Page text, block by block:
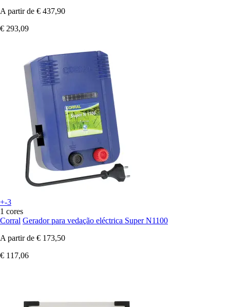
A partir de € 437,90
€ 293,09
+-3
1 cores
Corral Gerador para vedação eléctrica Super N1100
A partir de € 173,50
€ 117,06